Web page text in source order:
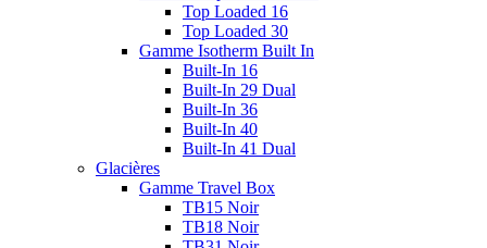
Top Loaded 16
Top Loaded 30
Gamme Isotherm Built In
Built-In 16
Built-In 29 Dual
Built-In 36
Built-In 40
Built-In 41 Dual
Glacières
Gamme Travel Box
TB15 Noir
TB18 Noir